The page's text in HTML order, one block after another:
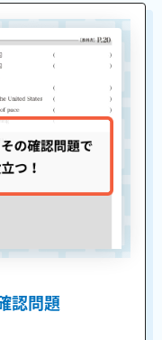
認問題